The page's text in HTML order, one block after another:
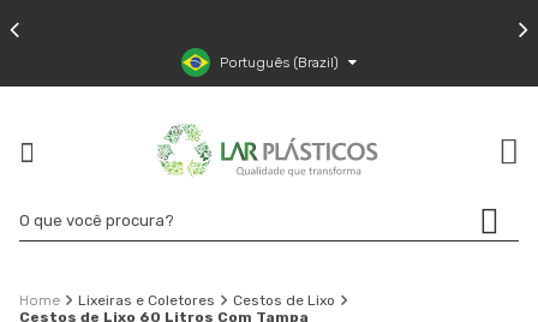
Português (Brazil)
Lixeiras e Coletores
Cestos de Lixo
Cestos de Lixo 60 Litros Com Tampa